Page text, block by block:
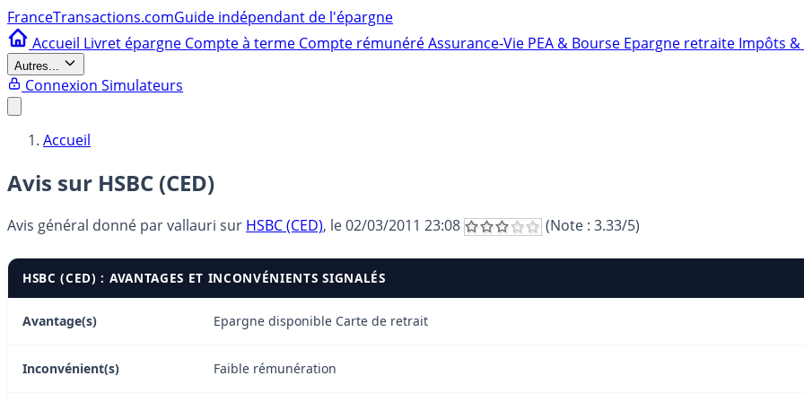
FranceTransactions.comGuide indépendant de l'épargne
Accueil Livret épargne Compte à terme Compte rémunéréAssurance-Vie PEA & Bourse Epargne retraite Impôts &
Autres...
Connexion Simulateurs
Accueil
Avis sur HSBC (CED)
Avis général donné parvallauri sur HSBC (CED), le02/03/2011 23:08 (Note : 3.33/5)
HSBC (CED) : AVANTAGES ET INCONVÉNIENTS SIGNALÉS
Avantage(s) Epargne disponible Carte de retrait
Inconvénient(s) Faible rémunération